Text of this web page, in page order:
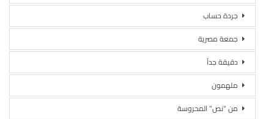
جردة حساب
جمعة مصرية
دقيقة جداً
ملهمون
من “نص” المحروسة